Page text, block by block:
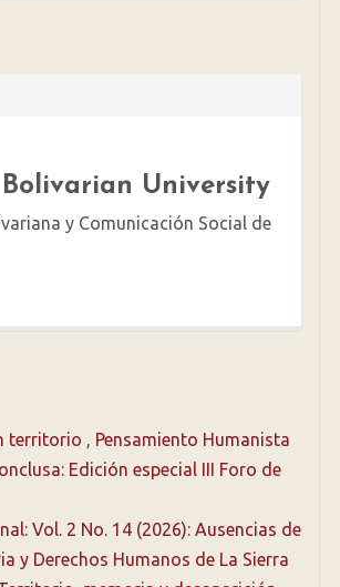
University
y Comunicación Social de
territorio , Pensamiento Humanista
Edición especial III Foro de
Vol. 2 No. 14 (2026): Ausencias de
y Derechos Humanos de La Sierra